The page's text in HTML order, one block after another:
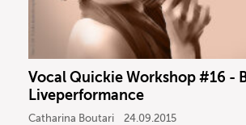
Vocal Quickie Workshop #16 -
Liveperformance
Catharina Boutari 24.09.2015